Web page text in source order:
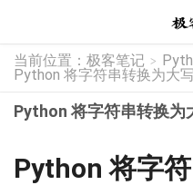
当前位置： 极客笔记 >
Python 将字符串转换为大写
Python 将字符串转换为
Python 将字